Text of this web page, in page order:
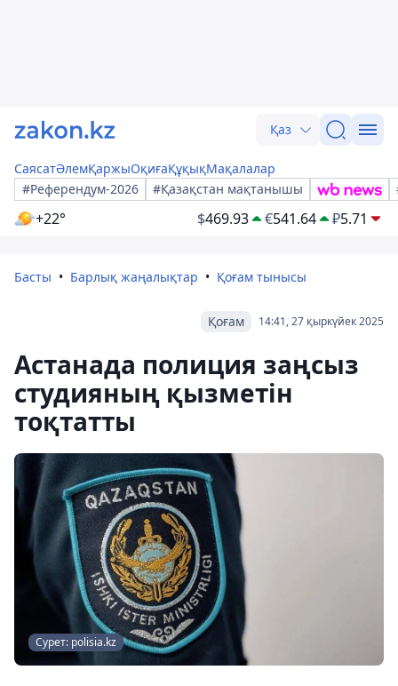
Қаз
СаясатӘлемҚаржыОқиғаҚұқықМақалалар
#Референдум-2026
#Қазақстан мақтанышы
+22° $469.93 €541.64 ₽5.71
Басты Барлық жаңалықтар Қоғам тынысы
14:41, 27 қыркүйек 2025
Қоғам
Астанада полиция заңсыз
студияның қызметін
тоқтатты
Сурет: polisia.kz